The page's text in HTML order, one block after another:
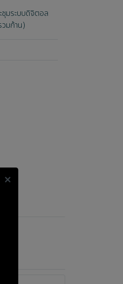
มระบบดิจิตอล
วมก้าน)